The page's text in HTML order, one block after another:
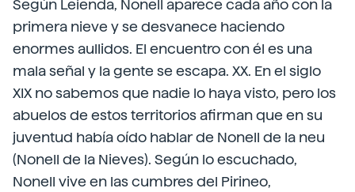
Según Leienda, Nonell aparece cada año con la
primera nieve y se desvanece haciendo
enormes aullidos. El encuentro con él es una
mala señal y la gente se escapa. XX. En el siglo
XIX no sabemos que nadie lo haya visto, pero los
abuelos de estos territorios afirman que en su
juventud había oído hablar de Nonell de la neu
(Nonell de la Nieves). Según lo escuchado,
Nonell vive en las cumbres del Pirineo,